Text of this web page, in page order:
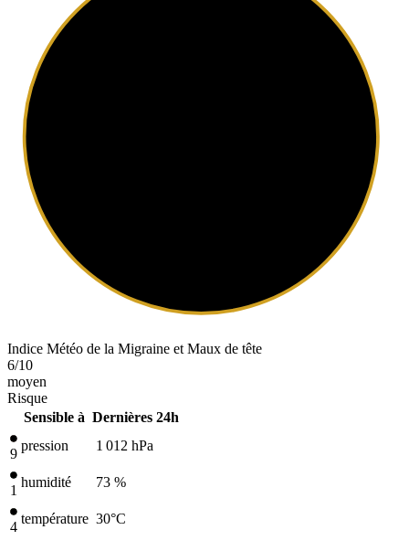
Indice Météo de la Migraine et Maux de tête
6/10
moyen
Risque
Sensible à Dernières 24h
9
pression 1 012 hPa
1
humidité 73 %
4
température 30°C